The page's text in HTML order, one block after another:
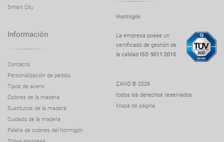
Smart City
Hormigón
Información
Contacto
Personalización de pedido
Tipos de acero
Colores de la madera
Sustitutos de la madera
Cuidado de la madera
Paleta de colores del hormigón
La empresa posee un
certificado de gestión de
la calidad ISO 9011:2015
ZANO © 2026
todos los derechos reservados
Mapa de página